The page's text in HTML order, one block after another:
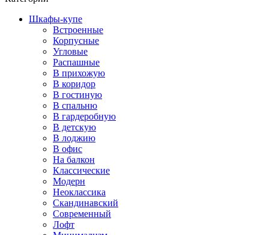
Шкафы-купе
Встроенные
Корпусные
Угловые
Распашные
В прихожую
В коридор
В гостиную
В спальню
В гардеробную
В детскую
В лоджию
В офис
На балкон
Классические
Модерн
Неоклассика
Скандинавский
Современный
Лофт